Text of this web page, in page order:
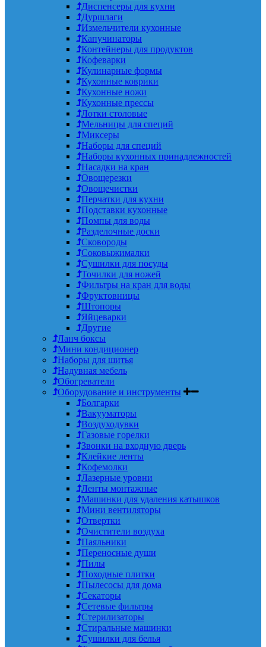
Диспенсеры для кухни
Дуршлаги
Измельчители кухонные
Капучинаторы
Контейнеры для продуктов
Кофеварки
Кулинарные формы
Кухонные коврики
Кухонные ножи
Кухонные прессы
Лотки столовые
Мельницы для специй
Миксеры
Наборы для специй
Наборы кухонных принадлежностей
Насадки на кран
Овощерезки
Овощечистки
Перчатки для кухни
Подставки кухонные
Помпы для воды
Разделочные доски
Сковороды
Соковыжималки
Сушилки для посуды
Точилки для ножей
Фильтры на кран для воды
Фруктовницы
Штопоры
Яйцеварки
Другие
Ланч боксы
Мини кондиционер
Наборы для шитья
Надувная мебель
Обогреватели
Оборудование и инструменты
Болгарки
Вакууматоры
Воздуходувки
Газовые горелки
Звонки на входную дверь
Клейкие ленты
Кофемолки
Лазерные уровни
Ленты монтажные
Машинки для удаления катышков
Мини вентиляторы
Отвертки
Очистители воздуха
Паяльники
Переносные души
Пилы
Походные плитки
Пылесосы для дома
Секаторы
Сетевые фильтры
Стерилизаторы
Стиральные машинки
Сушилки для белья